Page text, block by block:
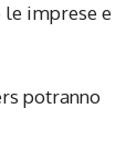
le imprese e
potranno